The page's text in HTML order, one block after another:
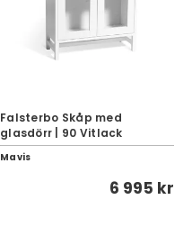
Falsterbo Skåp med
glasdörr | 90 Vitlack
Mavis
6 995 kr